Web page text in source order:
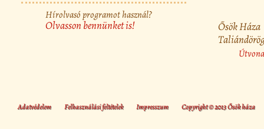
Hírolvasó programot használ?
Olvasson bennünket is!
Ősök Háza
Adatvédelem Felhasználási feltételek Impresszum Copyright © 2013 Ősök háza